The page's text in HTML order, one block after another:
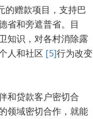
的赠款项目，支持巴
省和旁遮普省。目
知识，对各村消除露
人和社区 [5]行为改变
和贷款客户密切合
领域密切合作，就能